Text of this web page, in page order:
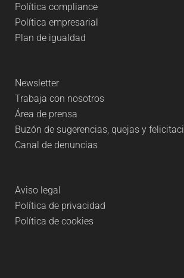
Política compliance
Política empresarial
Plan de igualdad
Newsletter
Trabaja con nosotros
Área de prensa
Buzón de sugerencias, quejas y
Canal de denuncias
Aviso legal
Política de privacidad
Política de cookies